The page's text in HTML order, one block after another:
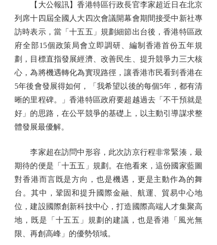
【大公報訊】香港特區行政長官李家超近日在北京
列席十四屆全國人大四次會議開幕會期間接受中新社專
訪時表示，當「十五五」規劃細節出台後，香港特區政
府全部15個政策局會立即調研、編制香港首份五年規
劃，目標直指發展經濟、改善民生、提升競爭力三大核
心，為將機遇轉化為實現路徑，讓香港市民看到香港在
5年後會發展得如何，「我希望以後的每個5年，都有清
晰的里程碑。」香港特區政府要超越過去「不干預就是
好」的思路，在公平競爭的基礎上，以主動引導謀求整
體發展最優解。
李家超在訪問中形容，此次訪京行程非常緊湊，最
期待的便是「十五五」規劃。在他看來，這份國家藍圖
對香港而言既是方向，也是機遇，更是主動作為的舞
台。其中，鞏固和提升國際金融、航運、貿易中心地
位，建設國際創新科技中心，打造國際高端人才集聚高
地，既是「十五五」規劃的建議，也是香港「風光無
限、再創高峰」的優勢領域。